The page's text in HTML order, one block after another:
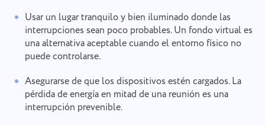
Usar un lugar tranquilo y bien iluminado donde las
interrupciones sean poco probables. Un fondo virtual es
una alternativa aceptable cuando el entorno físico no
puede controlarse.
Asegurarse de que los dispositivos estén cargados. La
pérdida de energía en mitad de una reunión es una
interrupción prevenible.